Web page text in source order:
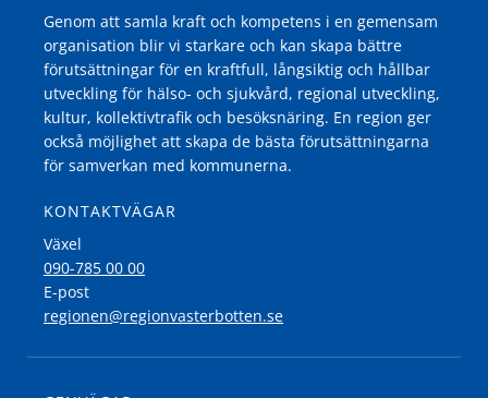
Genom att samla kraft och kompetens i en gemensam
organisation blir vi starkare och kan skapa bättre
förutsättningar för en kraftfull, långsiktig och hållbar
utveckling för hälso- och sjukvård, regional utveckling,
kultur, kollektivtrafik och besöksnäring. En region ger
också möjlighet att skapa de bästa förutsättningarna
för samverkan med kommunerna.
KONTAKTVÄGAR
Växel
090-785 00 00
E-post
regionen@regionvasterbotten.se